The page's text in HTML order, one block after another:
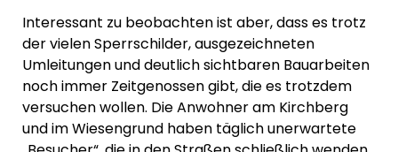
Interessant zu beobachten ist aber, dass es trotz
der vielen Sperrschilder, ausgezeichneten
Umleitungen und deutlich sichtbaren Bauarbeiten
noch immer Zeitgenossen gibt, die es trotzdem
versuchen wollen. Die Anwohner am Kirchberg
und im Wiesengrund haben täglich unerwartete